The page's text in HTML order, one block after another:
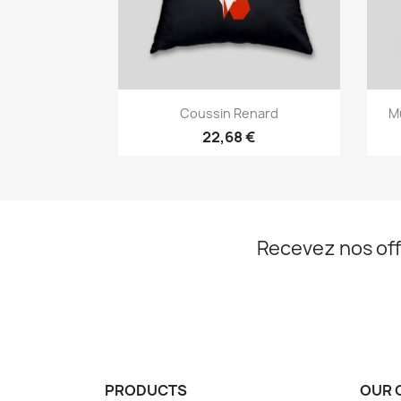
Aperçu rapide
Coussin Renard
22,68 €
Recevez nos
PRODUCTS OUR